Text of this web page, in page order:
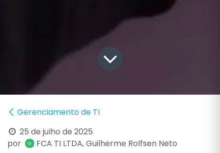
Gerenciamento de TI
25 de julho de 2025
por
FCA TI LTDA, Guilherme Rolfsen Neto